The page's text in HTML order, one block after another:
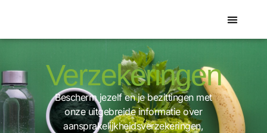
Verzekeringen
Bescherm jezelf en je bezittingen met
onze uitgebreide informatie over
aansprakelijkheidsverzekeringen,